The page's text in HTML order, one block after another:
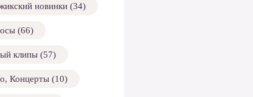
новинки (34)
(66)
клипы (57)
Концерты (10)